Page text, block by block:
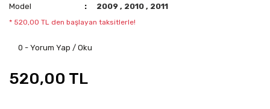
Model
2009, 2010, 2011
* 520,00 TL den başlayan taksitlerle!
0 - Yorum Yap / Oku
520,00 TL